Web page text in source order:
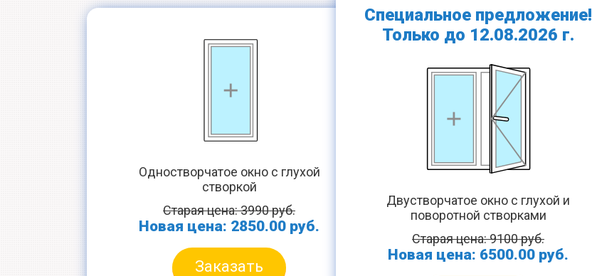
Одностворчатое окно с глухой
створкой
Старая цена: 3990 руб.
Новая цена: 2850.00 руб.
Заказать
Специальное предложение!
Только до 12.08.2026 г.
Двустворчатое окно с глухой и
поворотной створками
Старая цена: 9100 руб.
Новая цена: 6500.00 руб.